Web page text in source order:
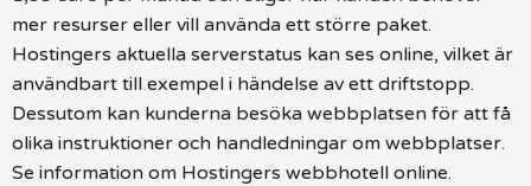
mer resurser eller vill använda ett större paket.
Hostingers aktuella serverstatus kan ses online, vilket är
användbart till exempel i händelse av ett driftstopp.
Dessutom kan kunderna besöka webbplatsen för att få
olika instruktioner och handledningar om webbplatser.
Se information om Hostingers webbhotell online.